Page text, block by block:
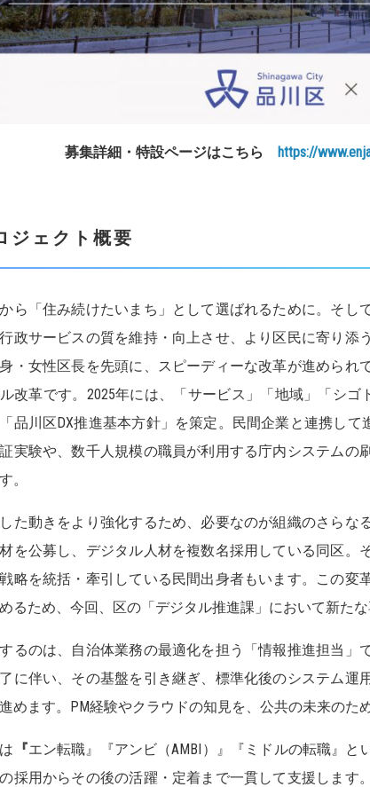
募集詳細・特設ページはこちら https://
ジェクト概要
ら「住み続けたいまち」として選ばれるために。そし
政サービスの質を維持・向上させ、より区民に寄り添
・女性区長を先頭に、スピーディーな改革が進められ
改革です。2025年には、「サービス」「地域」「シ
品川区DX推進基本方針」を策定。民間企業と連携して
実験や、数千人規模の職員が利用する庁内システムの
。
た動きをより強化するため、必要なのが組織のさらな
を公募し、デジタル人材を複数名採用している同区。
略を統括・牽引している民間出身者もいます。この変
るため、今回、区の「デジタル推進課」において新た
るのは、自治体業務の最適化を担う「情報推進担当」
に伴い、その基盤を引き継ぎ、標準化後のシステム運
めます。PM経験やクラウドの知見を、公共の未来のた
『エン転職』『アンビ（AMBI）』『ミドルの転職』と
採用からその後の活躍・定着まで一貫して支援します